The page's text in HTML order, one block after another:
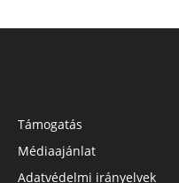
Támogatás
Médiaajánlat
Adatvédelmi irányelvek